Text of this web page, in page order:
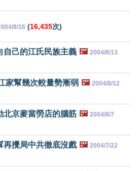
8/16 (16,435次)
自己的江氏民族主義 🖼️ 2004/8/13
家幫幾次較量勢漸弱 🖼️ 2004/8/12
京麥當勞店的腦筋 🖼️ 2004/8/7
再攪局中共徹底沒戲 🖼️ 2004/7/22